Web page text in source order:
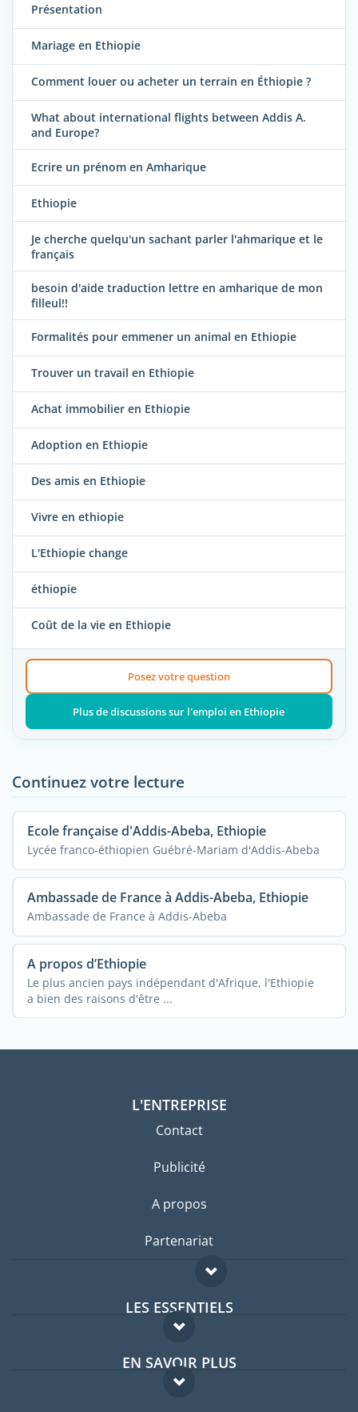
Présentation
Mariage en Ethiopie
Comment louer ou acheter un terrain en Éthiopie ?
What about international flights between Addis A.
and Europe?
Ecrire un prénom en Amharique
Ethiopie
Je cherche quelqu'un sachant parler l'ahmarique et le
français
besoin d'aide traduction lettre en amharique de mon
filleul!!
Formalités pour emmener un animal en Ethiopie
Trouver un travail en Ethiopie
Achat immobilier en Ethiopie
Adoption en Ethiopie
Des amis en Ethiopie
Vivre en ethiopie
L'Ethiopie change
éthiopie
Coût de la vie en Ethiopie
Posez votre question
Plus de discussions sur l'emploi en Ethiopie
Continuez votre lecture
Ecole française d'Addis-Abeba, Ethiopie
Lycée franco-éthiopien Guébré-Mariam d'Addis-Abeba
Ambassade de France à Addis-Abeba, Ethiopie
Ambassade de France à Addis-Abeba
A propos d’Ethiopie
Le plus ancien pays indépendant d'Afrique, l'Ethiopie
a bien des raisons d'être ...
L'ENTREPRISE
Contact
Publicité
A propos
Partenariat
LES ESSENTIELS
Forum expatriés
Guides pays
EN SAVOIR PLUS
FAQ